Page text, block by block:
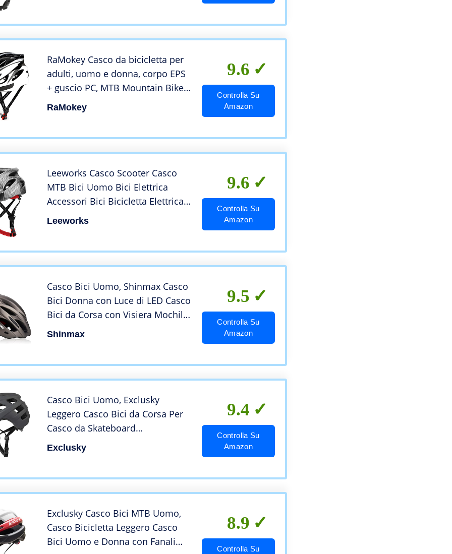
RaMokey Casco da bicicletta per
adulti, uomo e donna, corpo EPS
+ guscio PC, MTB Mountain Bike
con visiera rimovibile e
imbottitura, regolabile, 58-61 cm
RaMokey
9.6
Controlla Su
Amazon
Leeworks Casco Scooter Casco
MTB Bici Uomo Bici Elettrica
Accessori Bici Bicicletta Elettrica
Scooter Elettrico Casco da
Leeworks
9.6
Controlla Su
Amazon
Casco Bici Uomo, Shinmax Casco
Bici Donna con Luce di LED Casco
Bici da Corsa con Visiera Mochila
de Almacenamiento Casco mtb
Shinmax
9.5
Controlla Su
Amazon
Casco Bici Uomo, Exclusky
Leggero Casco Bici da Corsa Per
Casco da Skateboard
Monopattino Ciclismo Downhill
Arrampicata (BGrigio)
Exclusky
9.4
Controlla Su
Amazon
Exclusky Casco Bici MTB Uomo,
Casco Bicicletta Leggero Casco
Bici Uomo e Donna con Fanali
8.9
Controlla Su